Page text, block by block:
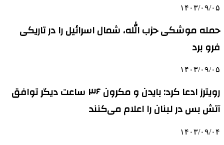
۱۴۰۳/۰۹/۰۵
حمله موشکی حزب الله، شمال اسرائیل را در تاریکی
فرو برد
۱۴۰۳/۰۹/۰۵
رویترز ادعا کرد: بایدن و مکرون ۳۶ ساعت دیگر توافق
آتش بس در لبنان را اعلام می‌کنند
۱۴۰۳/۰۹/۰۴